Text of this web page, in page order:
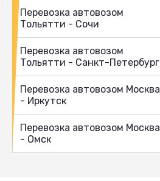
Перевозка автовозом
Тольятти - Сочи
Перевозка автовозом
Тольятти - Санкт-Петербург
Перевозка автовозом Москва
- Иркутск
Перевозка автовозом Москва
- Омск